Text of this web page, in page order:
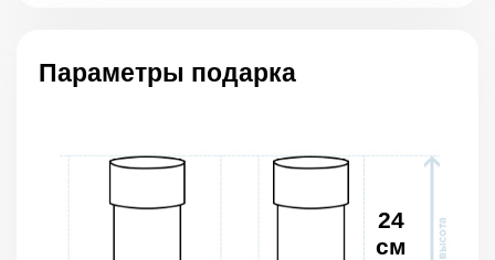
Параметры подарка
24
см